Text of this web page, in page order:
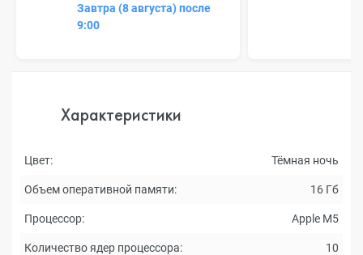
Завтра (8 августа) после
9:00
Характеристики
Цвет: Тёмная ночь
Объем оперативной памяти: 16 Гб
Процессор: Apple M5
Количество ядер процессора: 10